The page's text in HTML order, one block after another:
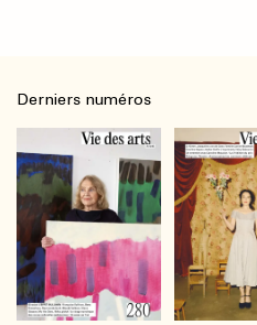
Derniers numéros